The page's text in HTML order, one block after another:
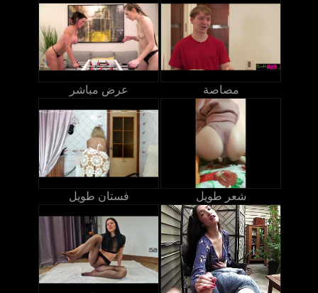
عرض مباشر مصاصة
فستان طويل شعر طويل